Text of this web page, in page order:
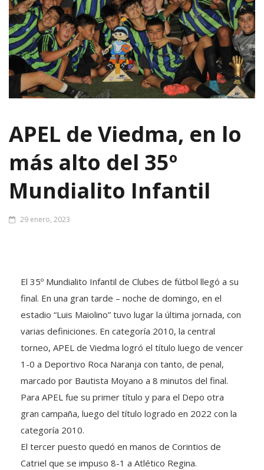
APEL de Viedma, en lo
más alto del 35º
Mundialito Infantil
29 enero, 2023
El 35º Mundialito Infantil de Clubes de fútbol llegó a su
final. En una gran tarde – noche de domingo, en el
estadio “Luis Maiolino” tuvo lugar la última jornada, con
varias definiciones. En categoría 2010, la central
torneo, APEL de Viedma logró el título luego de vencer
1-0 a Deportivo Roca Naranja con tanto, de penal,
marcado por Bautista Moyano a 8 minutos del final.
Para APEL fue su primer título y para el Depo otra
gran campaña, luego del título logrado en 2022 con la
categoría 2010.
El tercer puesto quedó en manos de Corintios de
Catriel que se impuso 8-1 a Atlético Regina.